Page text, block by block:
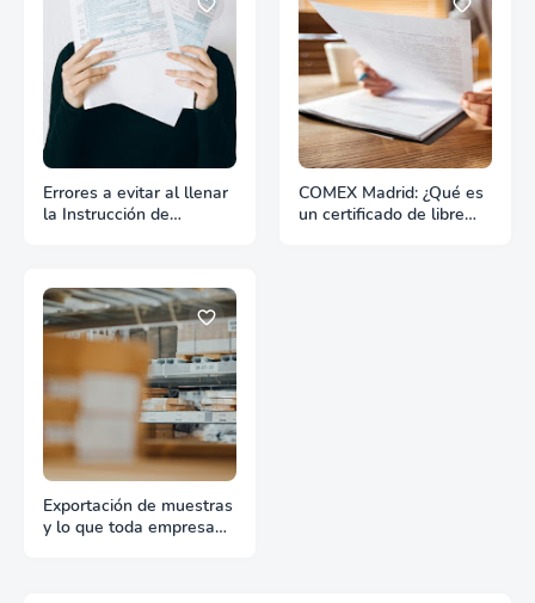
Errores a evitar al llenar
la Instrucción de
COMEX Madrid: ¿Qué es
un certificado de libre
Exportación de muestras
y lo que toda empresa